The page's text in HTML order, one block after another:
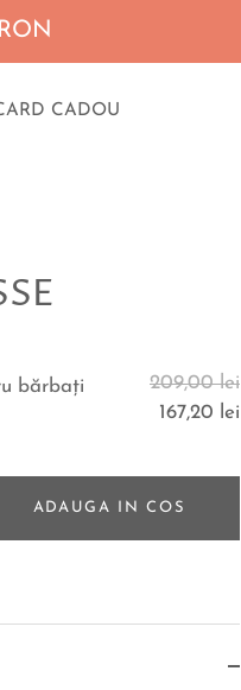
CADOU
bărbaţi
209,00 lei
167,20 lei
ADAUGA IN COS